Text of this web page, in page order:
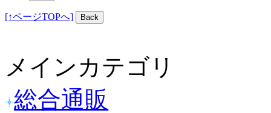
[↑ページTOPへ]
メインカテゴリ
総合通販